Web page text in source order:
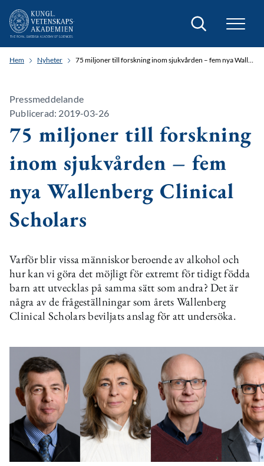
Sök
Hem Nyheter 75 miljoner till forskning inom sjukvården – fem nya Wallenberg Clinical Scholars
Pressmeddelande
Publicerad: 2019-03-26
75 miljoner till forskning
inom sjukvården – fem
nya Wallenberg Clinical
Scholars
Varför blir vissa människor beroende av alkohol och
hur kan vi göra det möjligt för extremt för tidigt födda
barn att utvecklas på samma sätt som andra? Det är
några av de frågeställningar som årets Wallenberg
Clinical Scholars beviljats anslag för att undersöka.